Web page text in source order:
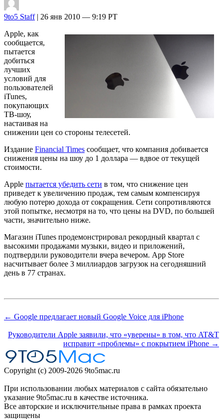
9to5 Staff| 26 янв 2010 — 9:19 PT
Apple, как
сообщается,
пытается
добиться
лучших
условий для
пользователей
iTunes,
покупающих
ТВ-шоу,
настаивая на
снижении цен со стороны телесетей.
Издание Financial Times сообщает, что компания добивается
снижения цены на шоу до 1 доллара — вдвое от текущей
стоимости.
Apple пытается убедить сети в том, что снижение цен
приведет к увеличению продаж, тем самым компенсируя
любую потерю дохода от сокращения. Сети сопротивляются
этой попытке, несмотря на то, что цены на DVD, по большей
части, значительно ниже.
Магазин iTunes продемонстрировал рекордный квартал с
высокими продажами музыки, видео и приложений,
подтвердили руководители вчера вечером. App Store
насчитывает более 3 миллиардов загрузок на сегодняшний
день в 77 странах.
← Google предлагает новый Google Voice для iPhone
Руководители Apple заявили, что «уверены» в том, что AT&T
исправит «проблемы» с покрытием iPhone →
Copyright (c) 2009-2026 9to5mac.ru
При использовании любых материалов с сайта обязательно
указание 9to5mac.ru в качестве источника.
Все авторские и исключительные права в рамках проекта
защищены